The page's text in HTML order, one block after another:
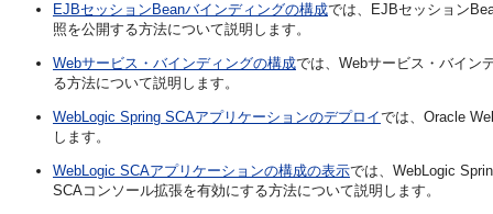
EJBセッションBeanバインディングの構成では、EJBセッション
照を公開する方法について説明します。
Webサービス・バインディングの構成では、Webサービス・バイン
る方法について説明します。
WebLogic Spring SCAアプリケーションのデプロイでは、Oracle
します。
WebLogic SCAアプリケーションの構成の表示では、WebLogic
SCAコンソール拡張を有効にする方法について説明します。